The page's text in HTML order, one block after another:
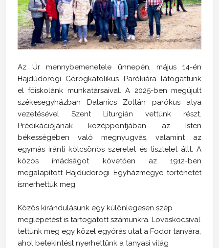
Az Úr mennybemenetele ünnepén, május 14-én
Hajdúdorogi Görögkatolikus Parókiára látogattunk
el főiskolánk munkatársaival. A 2025-ben megújult
székesegyházban Dalanics Zoltán parókus atya
vezetésével Szent Liturgián vettünk részt.
Prédikációjának középpontjában az Isten
békességében való megnyugvás, valamint az
egymás iránti kölcsönös szeretet és tisztelet állt. A
közös imádságot követően az 1912-ben
megalapított Hajdúdorogi Egyházmegye történetét
ismerhettük meg.
Közös kirándulásunk egy különlegesen szép
meglepetést is tartogatott számunkra. Lovaskocsival
tettünk meg egy közel egyórás utat a Fodor tanyára,
ahol betekintést nyerhettünk a tanyasi világ